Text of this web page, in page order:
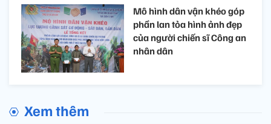
Mô hình dân vận khéo góp
phần lan tỏa hình ảnh đẹp
của người chiến sĩ Công an
nhân dân
Xem thêm